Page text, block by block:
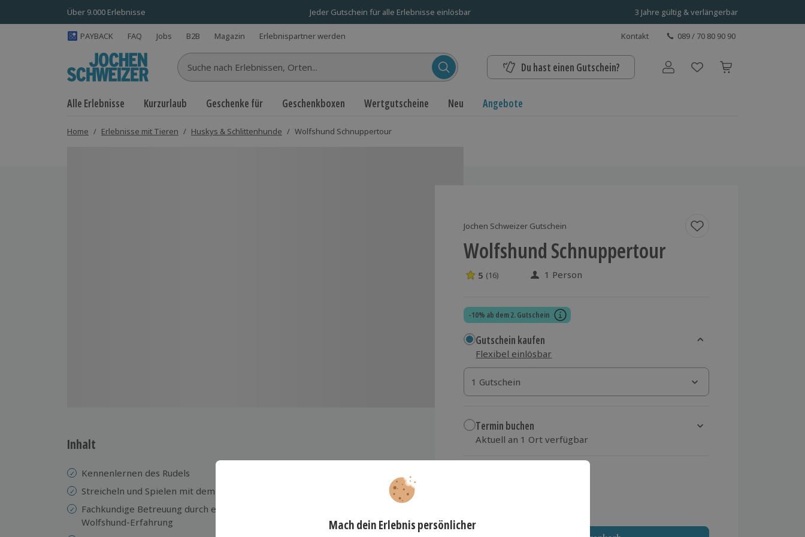
Über 9.000 Erlebnisse Jeder Gutschein für alle Erlebnisse einlösbar 3 Jahre gültig & verlängerbar
PAYBACK FAQ Jobs B2B Magazin Erlebnispartner werden Kontakt 089 / 70 80 90 90
Suche nach Erlebnissen... Du hast einen Gutschein? Benutzerkonto
Alle Erlebnisse Kurzurlaub Geschenke für Geschenkboxen Wertgutscheine Neu Angebote
Home / Erlebnisse mit Tieren / Huskys & Schlittenhunde / Wolfshund Schnuppertour
Jochen Schweizer Gutschein
Wolfshund Schnuppertour
5 Sterne von 5 aus 16 Bewertungen
5 (16) 1 Person
-10% ab dem 2. Gutschein
Gutschein kaufen
Flexibel einlösbar
1 Gutschein
1 Gutschein
1 Gutschein
Termin buchen
Aktuell an 1 Ort verfügbar
Wähle im nächsten Schritt einen Termin aus
Inhalt
Kennenlernen des Rudels
Streicheln und Spielen mit dem Rudel
Fachkundige Betreuung durch eine Hundetrainerin mit mehrjähriger
Wolfshund-Erfahrung